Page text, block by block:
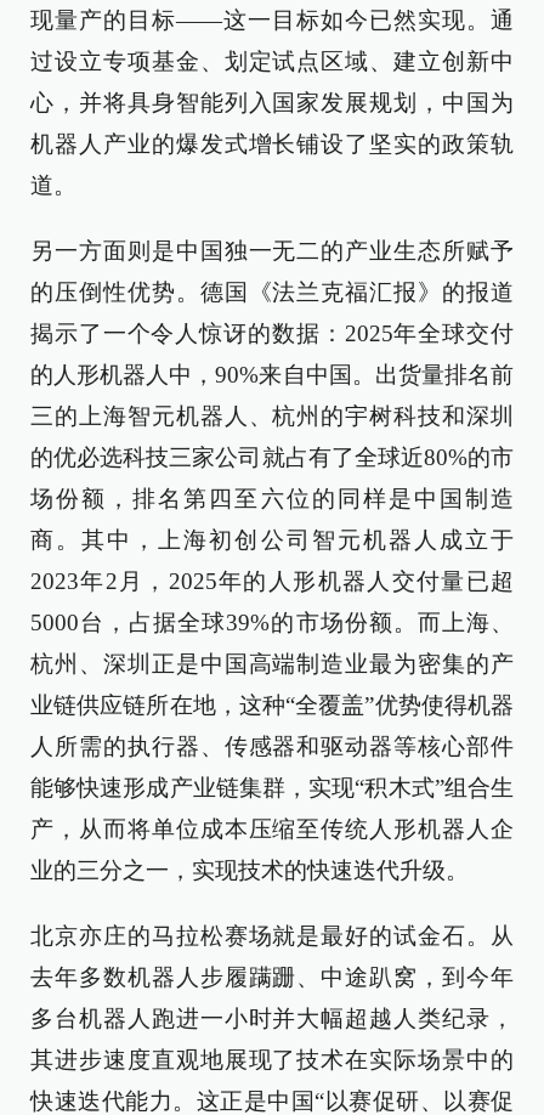
现量产的目标——这一目标如今已然实现。通
过设立专项基金、划定试点区域、建立创新中
心，并将具身智能列入国家发展规划，中国为
机器人产业的爆发式增长铺设了坚实的政策轨
道。
另一方面则是中国独一无二的产业生态所赋予
的压倒性优势。德国《法兰克福汇报》的报道
揭示了一个令人惊讶的数据：2025年全球交付
的人形机器人中，90%来自中国。出货量排名前
三的上海智元机器人、杭州的宇树科技和深圳
的优必选科技三家公司就占有了全球近80%的市
场份额，排名第四至六位的同样是中国制造
商。其中，上海初创公司智元机器人成立于
2023年2月，2025年的人形机器人交付量已超
5000台，占据全球39%的市场份额。而上海、
杭州、深圳正是中国高端制造业最为密集的产
业链供应链所在地，这种“全覆盖”优势使得机器
人所需的执行器、传感器和驱动器等核心部件
能够快速形成产业链集群，实现“积木式”组合生
产，从而将单位成本压缩至传统人形机器人企
业的三分之一，实现技术的快速迭代升级。
北京亦庄的马拉松赛场就是最好的试金石。从
去年多数机器人步履蹒跚、中途趴窝，到今年
多台机器人跑进一小时并大幅超越人类纪录，
其进步速度直观地展现了技术在实际场景中的
快速迭代能力。这正是中国“以赛促研、以赛促